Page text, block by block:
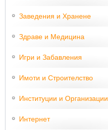
Заведения и Хранене
Здраве и Медицина
Игри и Забавления
Имоти и Строителство
Институции и Организации
Интернет